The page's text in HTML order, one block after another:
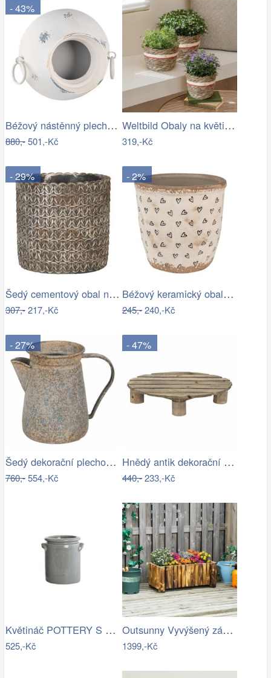
- 43%
Béžový nástěnný plechový květináč Fun…
880,-501,-Kč
Weltbild Obaly na květináče z mořské…
319,-Kč
- 29%
Šedý cementový obal na květináč s…
307,-217,-Kč
- 2%
Béžový keramický obal na květináč se…
245,-240,-Kč
- 27%
Šedý dekorační plechový džbánek s…
760,-554,-Kč
- 47%
Hnědý antik dekorační stolek na květiny…
440,-233,-Kč
Květináč POTTERY S House Doctor -…
525,-Kč
Outsunny Vyvýšený záhon z jedlového…
1399,-Kč